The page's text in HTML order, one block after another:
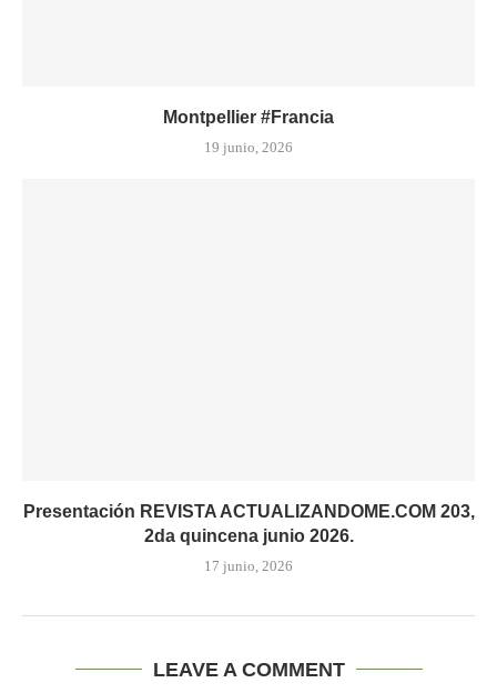
Montpellier #Francia
19 junio, 2026
Presentación REVISTA ACTUALIZANDOME.COM 203,
2da quincena junio 2026.
17 junio, 2026
LEAVE A COMMENT